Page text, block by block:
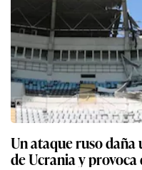
Un ataque ruso daña
de Ucrania y